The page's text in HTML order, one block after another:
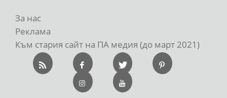
За нас
Реклама
Към стария сайт на ПА медия (до март 2021)